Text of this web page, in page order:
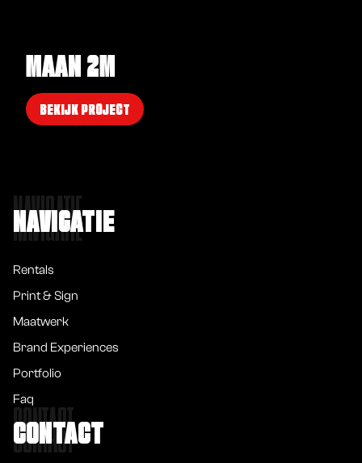
MAAN 2M
BEKIJK PROJECT
NAVIGATIE
NAVIGATIE
Rentals
Print & Sign
Maatwerk
Brand Experiences
Portfolio
Faq
CONTACT
CONTACT